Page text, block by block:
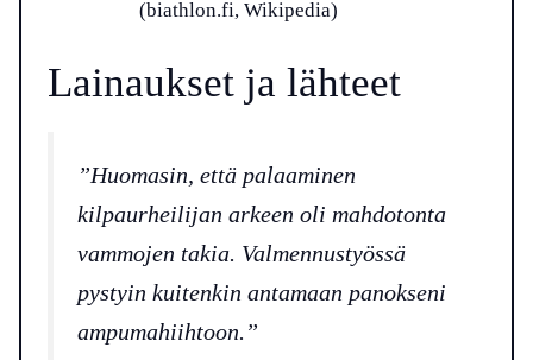
(biathlon.fi, Wikipedia)
Lainaukset ja lähteet
”Huomasin, että palaaminen
kilpaurheilijan arkeen oli mahdotonta
vammojen takia. Valmennustyössä
pystyin kuitenkin antamaan panokseni
ampumahiihtoon.”